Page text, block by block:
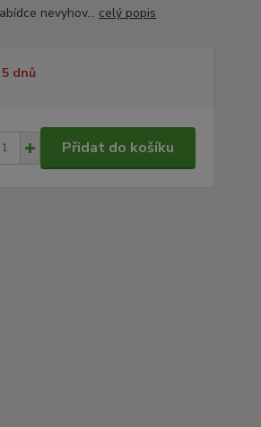
nevyhov... celý popis
dnů
Přidat do košíku